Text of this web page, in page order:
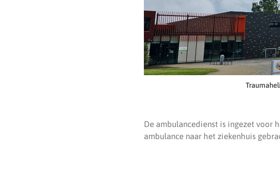
De ambulancedienst is ingezet voor
ambulance naar het ziekenhuis